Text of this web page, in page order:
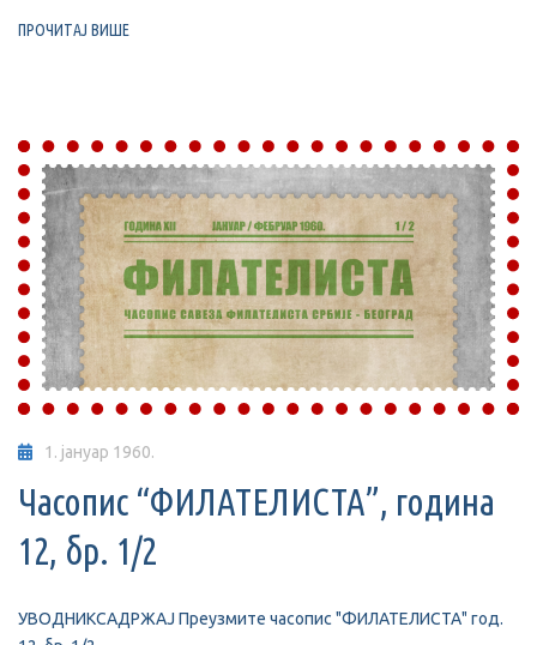
ПРОЧИТАЈ ВИШЕ
1. јануар 1960.
Часопис “ФИЛАТЕЛИСТА”, година
12, бр. 1/2
УВОДНИКСАДРЖАЈ Преузмите часопис "ФИЛАТЕЛИСТА" год.